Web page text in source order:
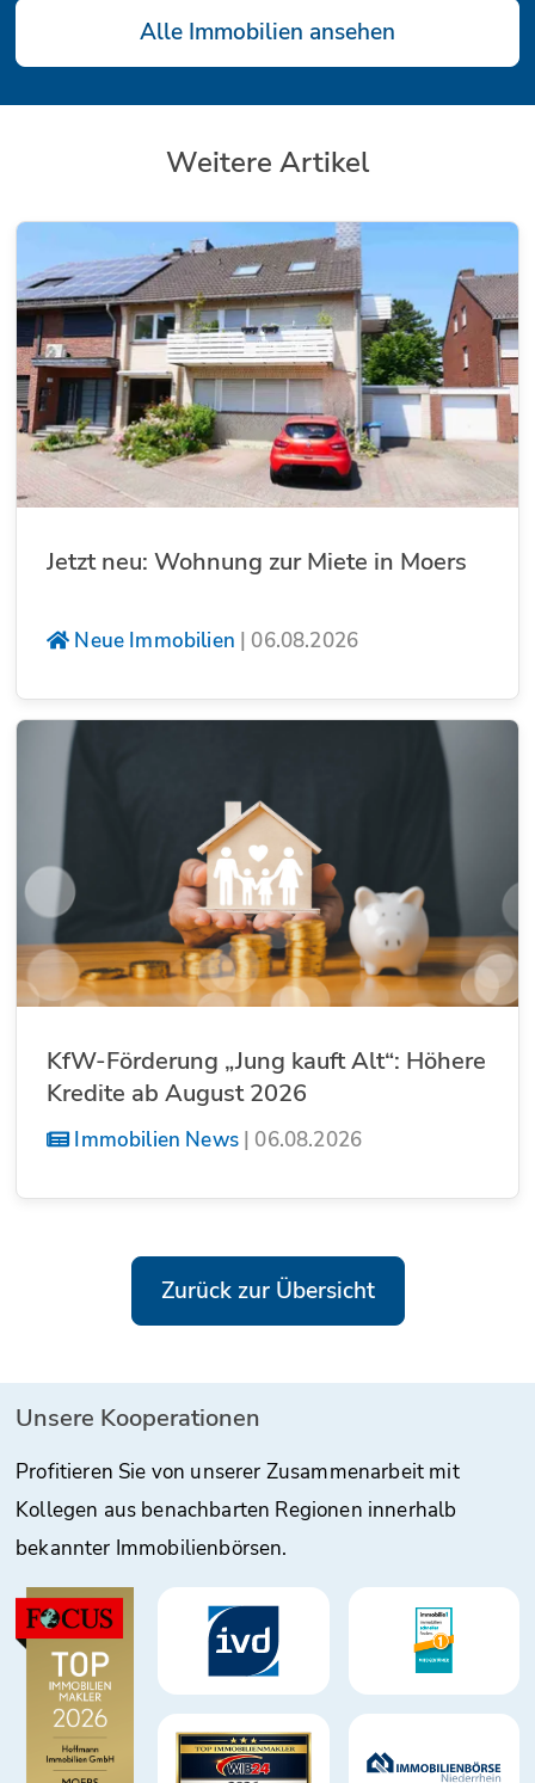
Alle Immobilien ansehen
Weitere Artikel
Jetzt neu: Wohnung zur Miete in Moers
Neue Immobilien | 06.08.2026
KfW-Förderung „Jung kauft Alt“: Höhere
Kredite ab August 2026
Immobilien News| 06.08.2026
Zurück zur Übersicht
Unsere Kooperationen
Profitieren Sie von unserer Zusammenarbeit mit
Kollegen aus benachbarten Regionen innerhalb
bekannter Immobilienbörsen.